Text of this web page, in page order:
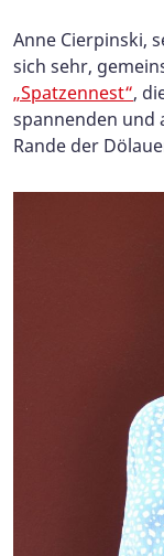
Anne Cierpinski,
sich sehr,
„Spatzennest“,
spannenden und
Rande der